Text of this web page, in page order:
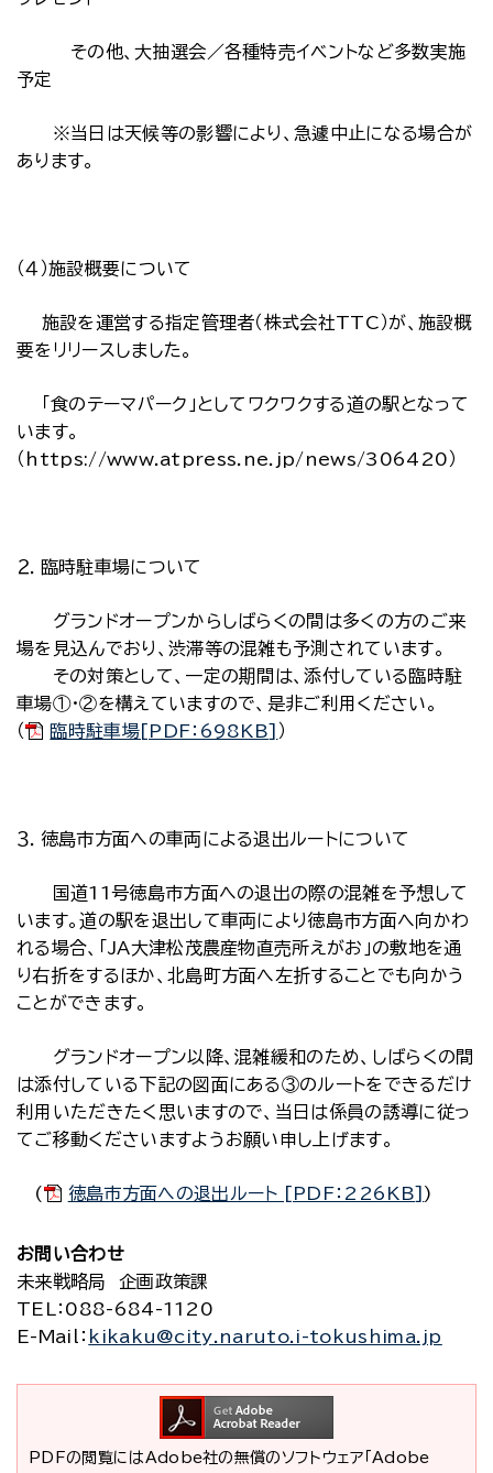
その他、大抽選会／各種特売イベントなど多数実施
予定
※当日は天候等の影響により、急遽中止になる場合が
あります。
（４）施設概要について
施設を運営する指定管理者（株式会社TTC）が、施設概
要をリリースしました。
「食のテーマパーク」としてワクワクする道の駅となって
います。
（https://www.atpress.ne.jp/news/306420）
２．臨時駐車場について
グランドオープンからしばらくの間は多くの方のご来
場を見込んでおり、渋滞等の混雑も予測されています。
その対策として、一定の期間は、添付している臨時駐
車場①・②を構えていますので、是非ご利用ください。
（
臨時駐車場[PDF：698KB] ）
３．徳島市方面への車両による退出ルートについて
国道11号徳島市方面への退出の際の混雑を予想して
います。道の駅を退出して車両により徳島市方面へ向かわ
れる場合、「JA大津松茂農産物直売所えがお」の敷地を通
り右折をするほか、北島町方面へ左折することでも向かう
ことができます。
グランドオープン以降、混雑緩和のため、しばらくの間
は添付している下記の図面にある③のルートをできるだけ
利用いただきたく思いますので、当日は係員の誘導に従っ
てご移動くださいますようお願い申し上げます。
( 徳島市方面への退出ルート [PDF：226KB] )
お問い合わせ
未来戦略局 企画政策課
TEL
：088-684-1120
E-Mail
： kikaku@city.naruto.i-tokushima.jp
PDFの閲覧にはAdobe社の無償のソフトウェア「Adobe